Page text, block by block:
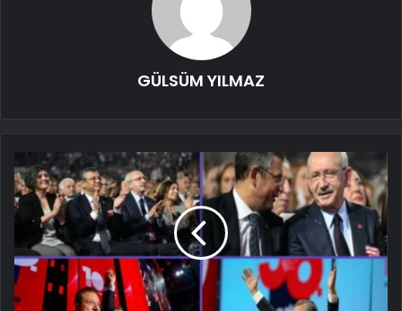
GÜLSÜM YILMAZ